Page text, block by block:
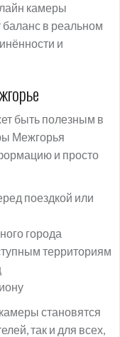
камеры
баланс в реальном
и
быть полезным в
Межгорья
и просто
поездкой или
города
территориям
становятся
так и для всех,